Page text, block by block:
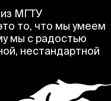
МГТУ
то, что мы умеем
мы с радостью
нестандартной